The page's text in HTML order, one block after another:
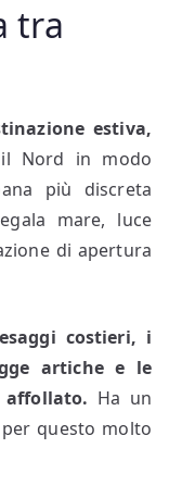
tra
estiva,
Nord in modo
più discreta
mare, luce
di apertura
costieri, i
artiche e le
Ha un
questo molto